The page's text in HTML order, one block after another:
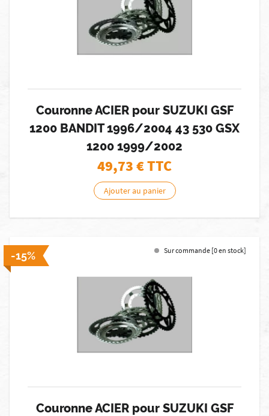
Couronne ACIER pour SUZUKI GSF
1200 BANDIT 1996/2004 43 530 GSX
1200 1999/2002
49,73€ TTC
Ajouter au panier
-15% Sur commande [0 en stock]
Couronne ACIER pour SUZUKI GSF